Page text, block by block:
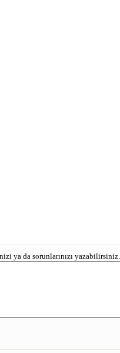
ya da sorunlarınızı yazabilirsiniz...